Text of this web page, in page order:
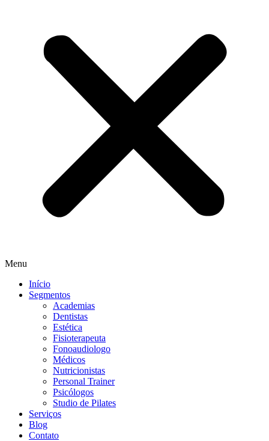
Menu
Início
Segmentos
Academias
Dentistas
Estética
Fisioterapeuta
Fonoaudiologo
Médicos
Nutricionistas
Personal Trainer
Psicólogos
Studio de Pilates
Serviços
Blog
Contato